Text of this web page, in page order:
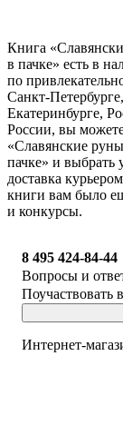
Книга
в пачке» есть в
по
Санкт-
Екатеринбурге,
России, вы
«Славянские
пачке» и выбрать
доставка
книги вам было
и конкурсы.
8 495 424-84-44
Вопросы и
Поучаствовать
Интернет-